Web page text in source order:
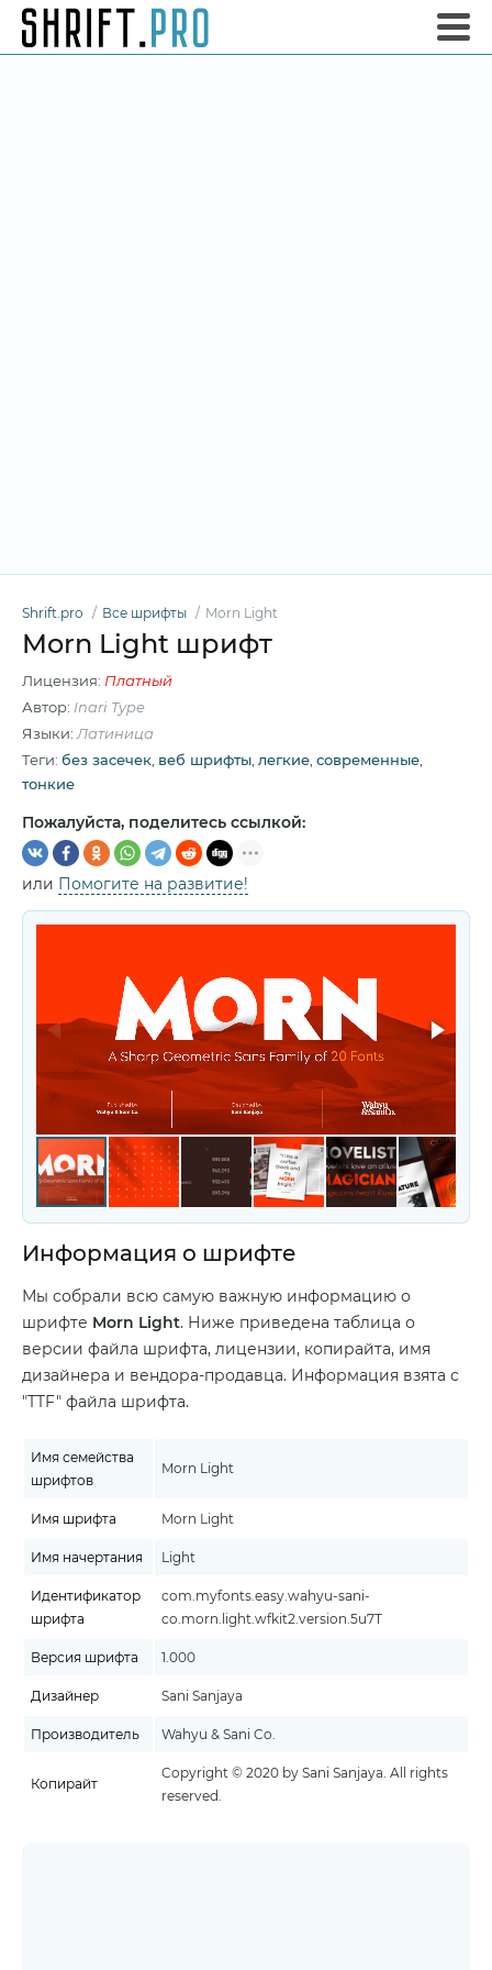
Shrift.pro Все шрифты Morn Light
Morn Light шрифт
Лицензия: Платный
Автор: Inari Type
Языки: Латиница
Теги: без засечек веб шрифты легкие современные
тонкие
Пожалуйста, поделитесь ссылкой:
или Помогите на развитие!
Информация о шрифте
Мы собрали всю самую важную информацию о
шрифте Morn Light. Ниже приведена таблица о
версии файла шрифта, лицензии, копирайта, имя
дизайнера и вендора-продавца. Информация взята с
"TTF" файла шрифта.
Имя семейства
шрифтов
Morn Light
Имя шрифта Morn Light
Имя начертания Light
Идентификатор
шрифта
com.myfonts.easy.wahyu-sani-
co.morn.light.wfkit2.version.5u7T
Версия шрифта 1.000
Дизайнер Sani Sanjaya
Производитель Wahyu & Sani Co.
Копирайт
Copyright © 2020 by Sani Sanjaya. All rights
reserved.